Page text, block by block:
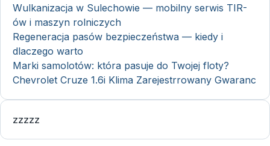
Wulkanizacja w Sulechowie — mobilny serwis TIR-
ów i maszyn rolniczych
Regeneracja pasów bezpieczeństwa — kiedy i
dlaczego warto
Marki samolotów: która pasuje do Twojej floty?
Chevrolet Cruze 1.6i Klima Zarejestrrowany Gwaranc
zzzzz